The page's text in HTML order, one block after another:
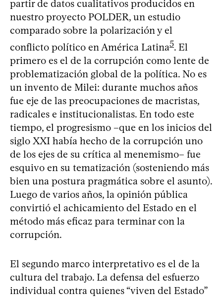
partir de datos cualitativos producidos en
nuestro proyecto POLDER, un estudio
comparado sobre la polarización y el
conflicto político en América Latina5. El
primero es el de la corrupción como lente de
problematización global de la política. No es
un invento de Milei: durante muchos años
fue eje de las preocupaciones de macristas,
radicales e institucionalistas. En todo este
tiempo, el progresismo –que en los inicios del
siglo XXI había hecho de la corrupción uno
de los ejes de su crítica al menemismo– fue
esquivo en su tematización (sosteniendo más
bien una postura pragmática sobre el asunto).
Luego de varios años, la opinión pública
convirtió el achicamiento del Estado en el
método más eficaz para terminar con la
corrupción.
El segundo marco interpretativo es el de la
cultura del trabajo. La defensa del esfuerzo
individual contra quienes “viven del Estado”